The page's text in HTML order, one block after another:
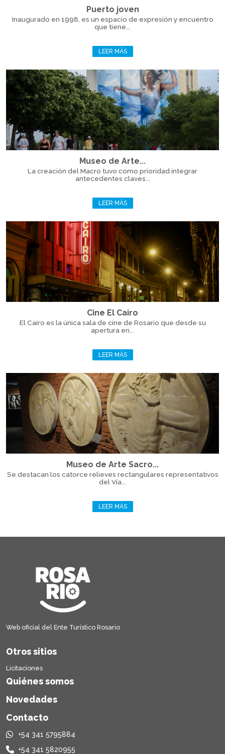
Puerto joven
Inaugurado en 1998, es un espacio de expresión y encuentro
que tiene...
LEER MÁS
Museo de Arte...
La creación del Macro tuvo como prioridad integrar
antecedentes claves...
LEER MÁS
Cine El Cairo
El Cairo es la única sala de cine de Rosario que desde su
apertura en...
LEER MÁS
Museo de Arte Sacro...
Se destacan los catorce relieves rectangulares representativos
del Vía...
LEER MÁS
Web oficial del Ente Turístico Rosario
Otros sitios
Licitaciones
Quiénes somos
Novedades
Contacto
+54 341 5795884
+54 341 5820955